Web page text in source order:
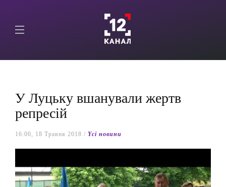
У Луцьку вшанували жертв
репресій
16:00, 18 Травня 2018 / Yсі новини